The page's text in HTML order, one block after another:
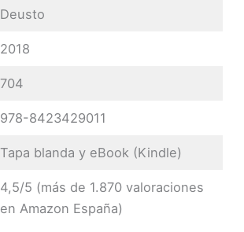
Deusto
2018
704
978-8423429011
Tapa blanda y eBook (Kindle)
4,5/5 (más de 1.870 valoraciones
en Amazon España)